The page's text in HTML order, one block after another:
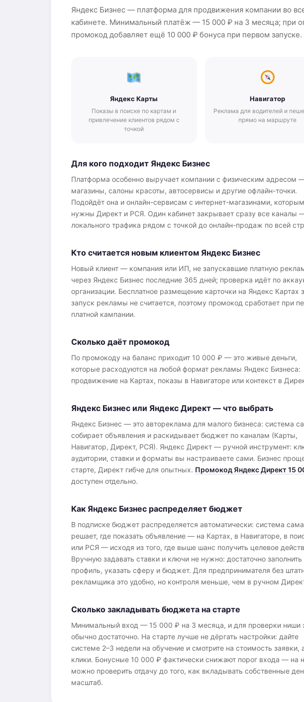
Яндекс Бизнес — платформа для продвижения компании во
кабинете. Минимальный платёж — 15 000 ₽ на 3 месяца; при
промокод добавляет ещё 10 000 ₽ бонуса при первом запуске.
Яндекс Карты
Показы в поиске по картам и
привлечение клиентов рядом с
точкой
Навигатор
Реклама для водителей и
прямо на маршруте
Для кого подходит Яндекс Бизнес
Платформа особенно выручает компании с физическим адресом
магазины, салоны красоты, автосервисы и другие офлайн-точки.
Подойдёт она и онлайн-сервисам с интернет-магазинами, которым
нужны Директ и РСЯ. Один кабинет закрывает сразу все каналы
локального трафика рядом с точкой до онлайн-продаж по всей
Кто считается новым клиентом Яндекс Бизнес
Новый клиент — компания или ИП, не запускавшие платную
через Яндекс Бизнес последние 365 дней; проверка идёт по
организации. Бесплатное размещение карточки на Яндекс Картах
запуск рекламы не считается, поэтому промокод сработает при
платной кампании.
Сколько даёт промокод
По промокоду на баланс приходит 10 000 ₽ — это живые деньги,
которые расходуются на любой формат рекламы Яндекс Бизнеса:
продвижение на Картах, показы в Навигаторе или контекст в
Яндекс Бизнес или Яндекс Директ — что выбрать
Яндекс Бизнес — это автореклама для малого бизнеса: система
собирает объявления и раскидывает бюджет по каналам (Карты,
Навигатор, Директ, РСЯ). Яндекс Директ — ручной инструмент:
аудитории, ставки и форматы вы настраиваете сами. Бизнес
старте, Директ гибче для опытных. Промокод Яндекс Директ 15
доступен отдельно.
Как Яндекс Бизнес распределяет бюджет
В подписке бюджет распределяется автоматически: система сама
решает, где показать объявление — на Картах, в Навигаторе, в
или РСЯ — исходя из того, где выше шанс получить целевое
Вручную задавать ставки и ключи не нужно: достаточно заполнить
профиль, указать сферу и бюджет. Для предпринимателя без
рекламщика это удобно, но контроля меньше, чем в ручном
Сколько закладывать бюджета на старте
Минимальный вход — 15 000 ₽ на 3 месяца, и для проверки ниши
обычно достаточно. На старте лучше не дёргать настройки: дайте
системе 2–3 недели на обучение и смотрите на стоимость заявки,
клики. Бонусные 10 000 ₽ фактически снижают порог входа — на
можно проверить отдачу до того, как вкладывать собственные
масштаб.